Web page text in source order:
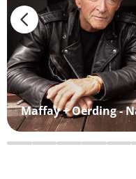
Maffay + Oerding -